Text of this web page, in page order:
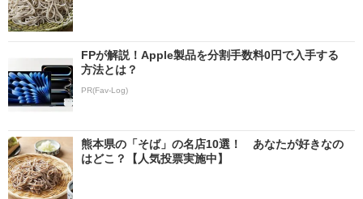
FPが解説！Apple製品を分割手数料0円で入手する
方法とは？
PR(Fav-Log)
熊本県の「そば」の名店10選！ あなたが好きなの
はどこ？【人気投票実施中】